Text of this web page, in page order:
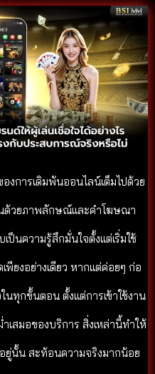
องการเดิมพันออนไลน์เต็มไปด้วย
ด้วยภาพลักษณ์และคำโฆษณา
ป็นความรู้สึกมั่นใจตั้งแต่เริ่มใช้
พียงอย่างเดียว หากแต่ค่อยๆ ก่อ
ทุกขั้นตอน ตั้งแต่การเข้าใช้งาน
สมอของบริการ สิ่งเหล่านี้ทำให้
ยู่นั้น สะท้อนความจริงมากน้อย